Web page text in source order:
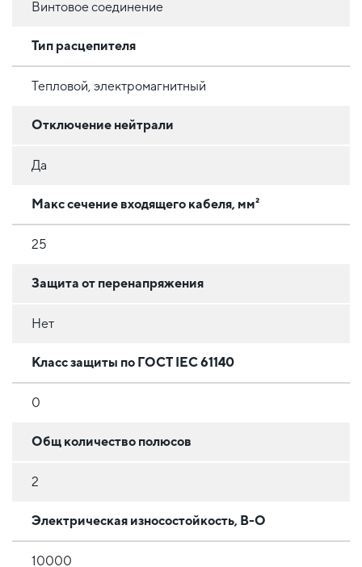
Винтовое соединение
Тип расцепителя
Тепловой, электромагнитный
Отключение нейтрали
Да
Макс сечение входящего кабеля, мм²
25
Защита от перенапряжения
Нет
Класс защиты по ГОСТ IEC 61140
0
Общ количество полюсов
2
Электрическая износостойкость, В-О
10000